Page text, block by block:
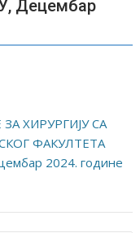
Децембар
ХИРУРГИЈУ СА
ФАКУЛТЕТА
2024. године